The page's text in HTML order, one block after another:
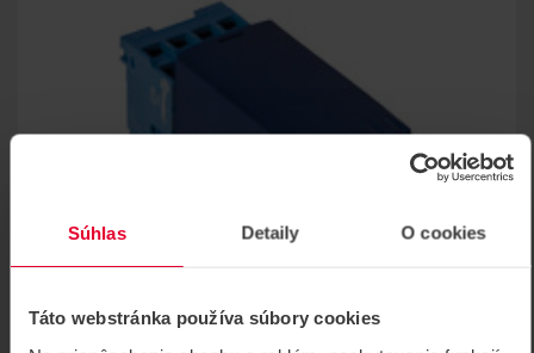
Súhlas Detaily O cookies
Táto webstránka používa súbory cookies